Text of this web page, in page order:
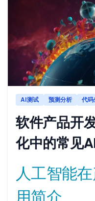
AI测试 预测分析 代码
软件产品开
化中的常见
人工智能